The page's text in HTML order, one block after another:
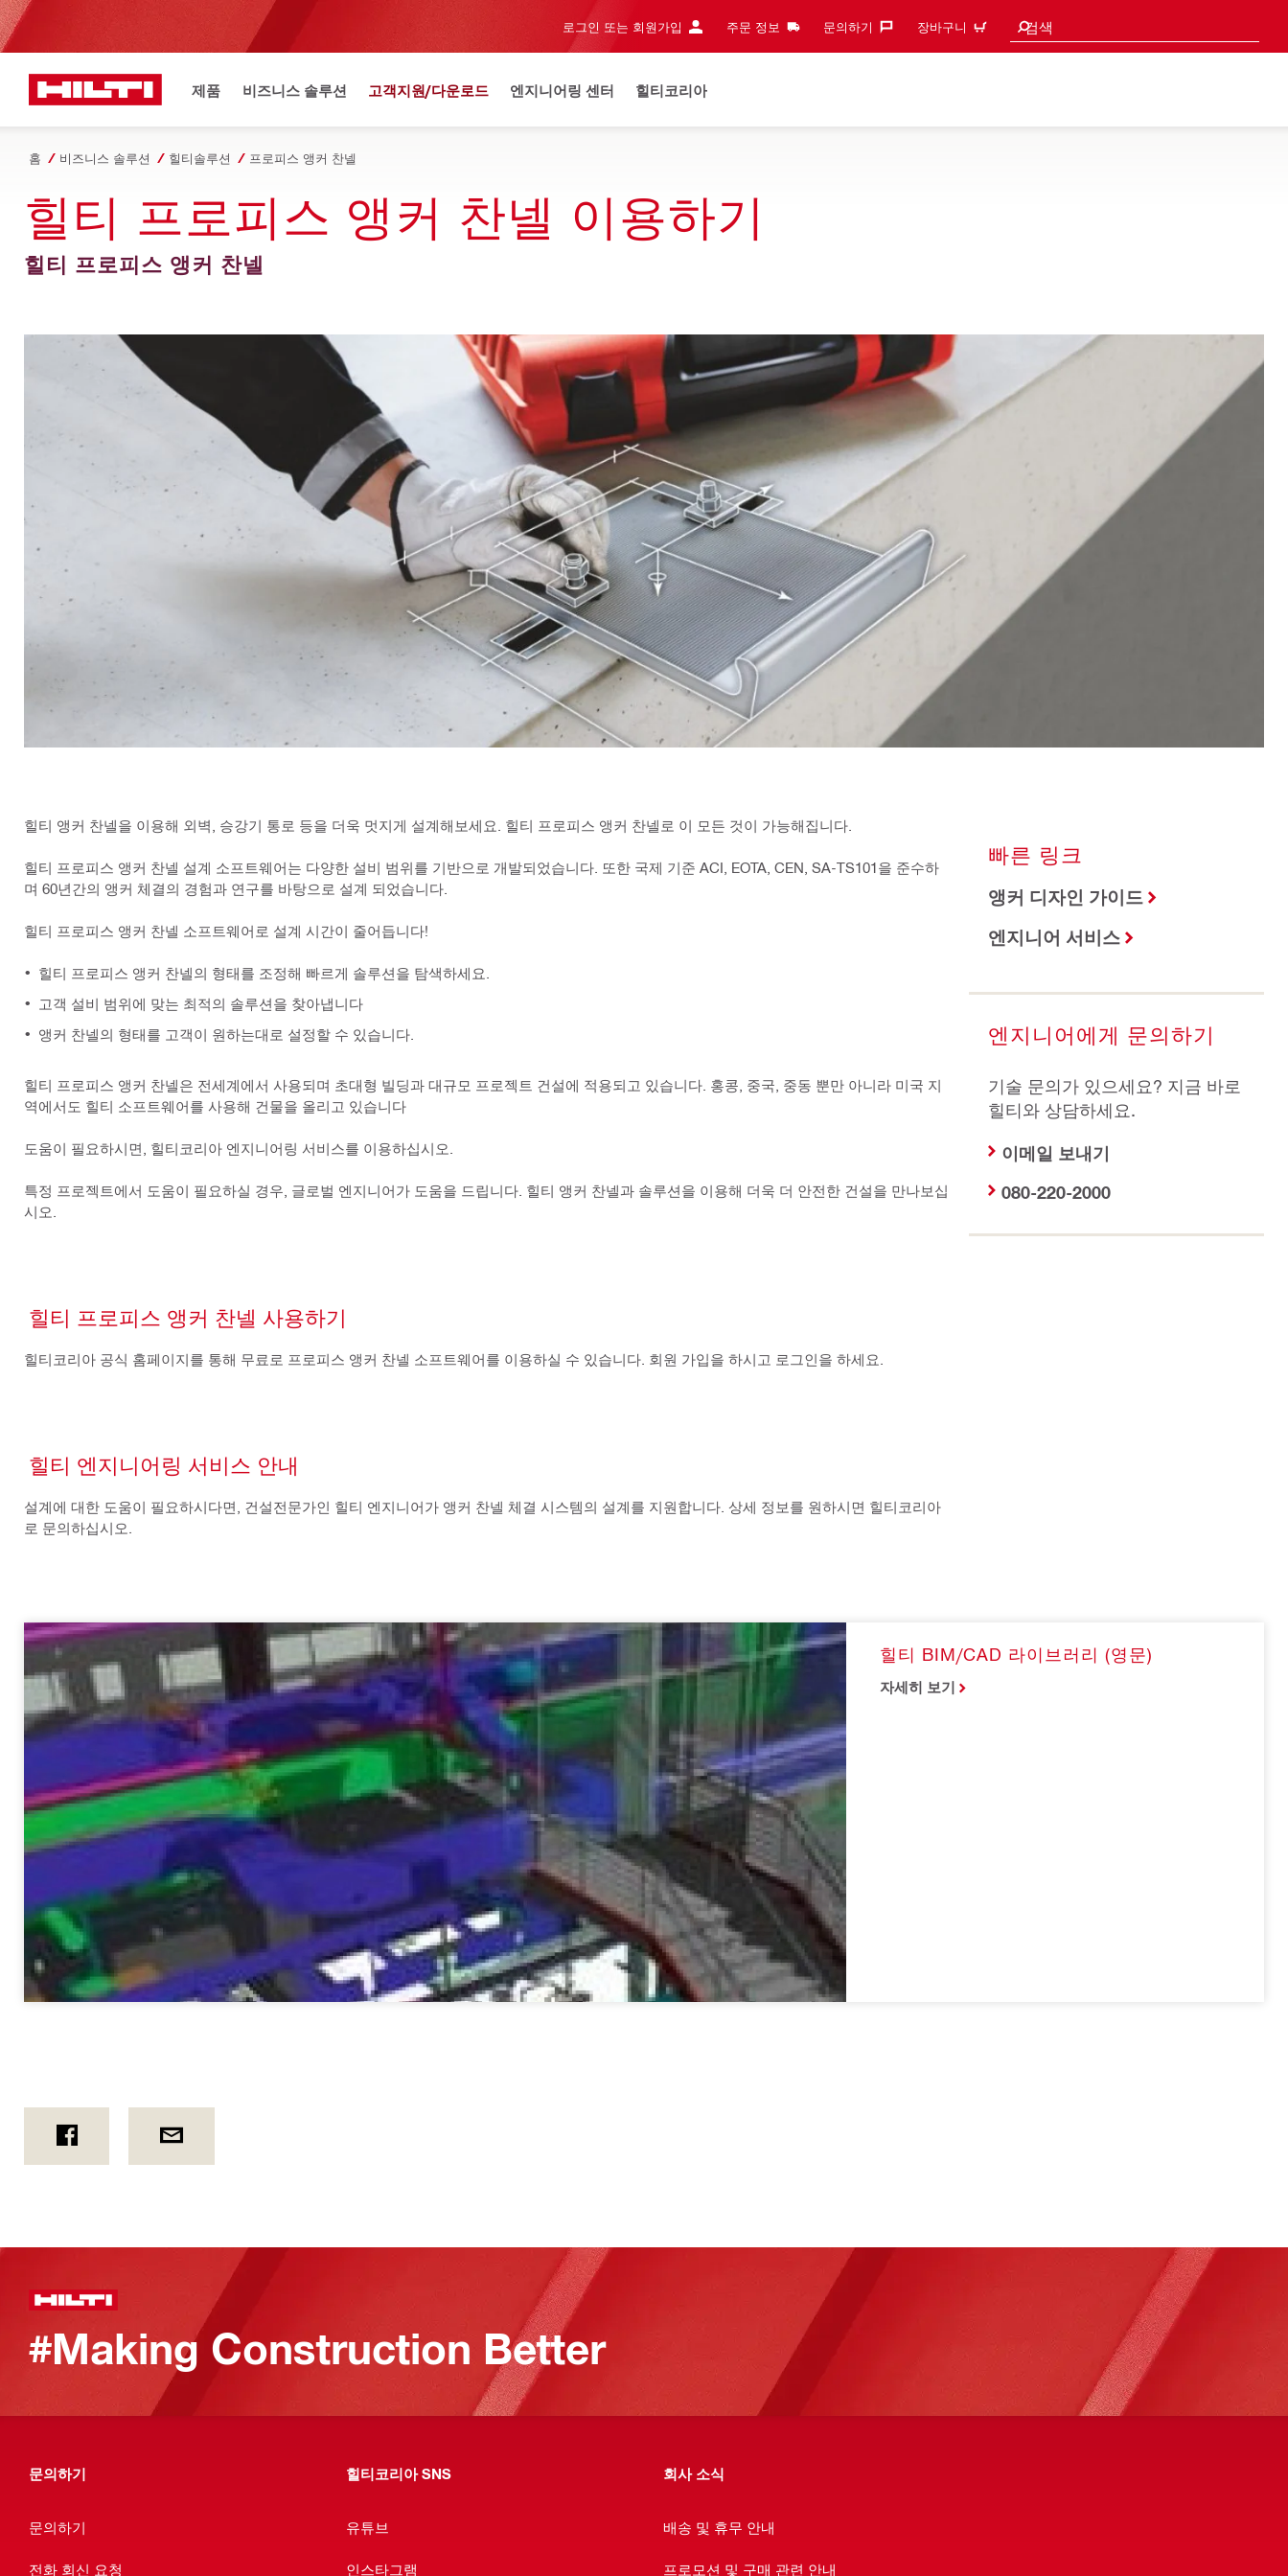
로그인 또는 회원가입 주문 정보 문의하기‎ 장바구니 검색
검색 추천
제품 비즈니스 솔루션 고객지원/다운로드 엔지니어링 센터 힐티코리아
홈 비즈니스 솔루션 힐티솔루션 프로피스 앵커 찬넬
힐티 프로피스 앵커 찬넬 이용하기
힐티 프로피스 앵커 찬넬
힐티 앵커 찬넬을 이용해 외벽, 승강기 통로 등을 더욱 멋지게 설계해보세요. 힐티 프로피스 앵커 찬넬로 이 모든 것이 가능해집니다.
힐티 프로피스 앵커 찬넬 설계 소프트웨어는 다양한 설비 범위를 기반으로 개발되었습니다. 또한 국제 기준 ACI, EOTA, CEN, SA-TS101을 준수하
며 60년간의 앵커 체결의 경험과 연구를 바탕으로 설계 되었습니다.
힐티 프로피스 앵커 찬넬 소프트웨어로 설계 시간이 줄어듭니다!
힐티 프로피스 앵커 찬넬의 형태를 조정해 빠르게 솔루션을 탐색하세요.
고객 설비 범위에 맞는 최적의 솔루션을 찾아냅니다
앵커 찬넬의 형태를 고객이 원하는대로 설정할 수 있습니다.
힐티 프로피스 앵커 찬넬은 전세계에서 사용되며 초대형 빌딩과 대규모 프로젝트 건설에 적용되고 있습니다. 홍콩, 중국, 중동 뿐만 아니라 미국 지
역에서도 힐티 소프트웨어를 사용해 건물을 올리고 있습니다
도움이 필요하시면, 힐티코리아 엔지니어링 서비스를 이용하십시오.
특정 프로젝트에서 도움이 필요하실 경우, 글로벌 엔지니어가 도움을 드립니다. 힐티 앵커 찬넬과 솔루션을 이용해 더욱 더 안전한 건설을 만나보십
시오.
힐티 프로피스 앵커 찬넬 사용하기
힐티코리아 공식 홈페이지를 통해 무료로 프로피스 앵커 찬넬 소프트웨어를 이용하실 수 있습니다. 회원 가입을 하시고 로그인을 하세요.
힐티 엔지니어링 서비스 안내
설계에 대한 도움이 필요하시다면, 건설전문가인 힐티 엔지니어가 앵커 찬넬 체결 시스템의 설계를 지원합니다. 상세 정보를 원하시면 힐티코리아
로 문의하십시오.
빠른 링크
앵커 디자인 가이드
엔지니어 서비스
엔지니어에게 문의하기
기술 문의가 있으세요? 지금 바로
힐티와 상담하세요.
이메일 보내기
080-220-2000
힐티 BIM/CAD 라이브러리 (영문)
자세히 보기
#Making Construction Better
문의하기
문의하기
전화 회신 요청
힐티코리아 SNS
유튜브
인스타그램
회사 소식
배송 및 휴무 안내
프로모션 및 구매 관련 안내